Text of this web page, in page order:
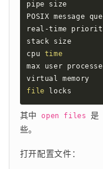
pipe
POSIX message
real-
stack
cpu time
max user
virtual
file
其中 open files 是
些。
打开配置文件：